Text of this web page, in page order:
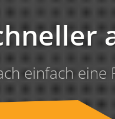
einfach eine